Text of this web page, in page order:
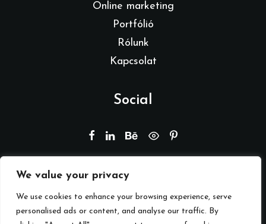
We value your privacy
We use cookies to enhance your browsing experience, serve
personalised ads or content, and analyse our traffic. By
Online marketing
Portfólió
Rólunk
Kapcsolat
Social
© 2026 Branding by REMION.Minden jog fenntartva